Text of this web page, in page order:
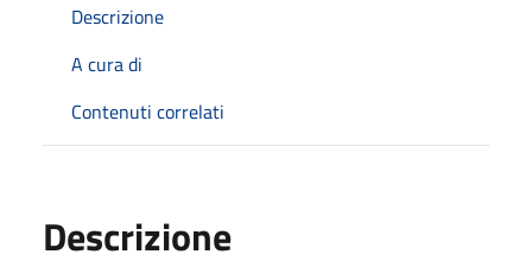
Descrizione
A cura di
Contenuti correlati
Descrizione